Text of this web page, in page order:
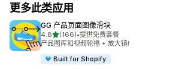
更多此类应用
GG 产品页面图像滑块
4.8星（满分 5 星）
(166)
总共 166 条评论
•提供免费套餐
产品图库和视频轮播 + 放大镜!
Built for Shopify